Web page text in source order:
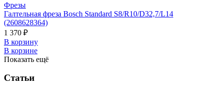
Фрезы
Галтельная фреза Bosch Standard S8/R10/D32,7/L14
(2608628364)
1 370 ₽
В корзину
В корзине
Показать ещё
Статьи